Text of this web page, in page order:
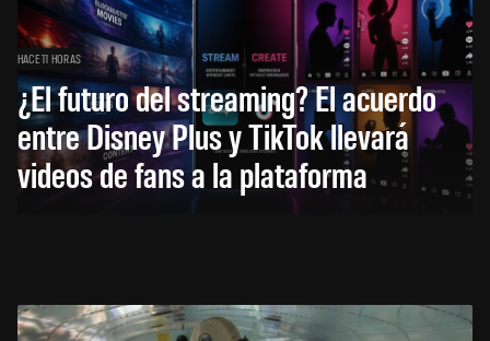
HACE 11 HORAS
¿El futuro del streaming? El acuerdo
entre Disney Plus y TikTok llevará
videos de fans a la plataforma